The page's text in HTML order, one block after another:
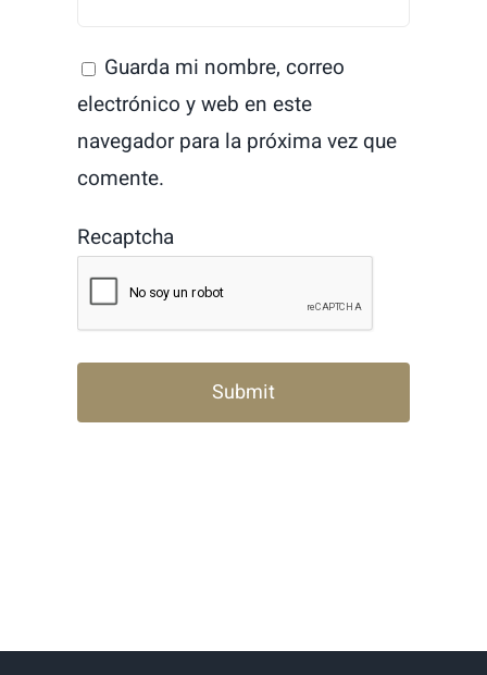
Guarda mi nombre, correo
electrónico y web en este
navegador para la próxima vez que
comente.
Recaptcha